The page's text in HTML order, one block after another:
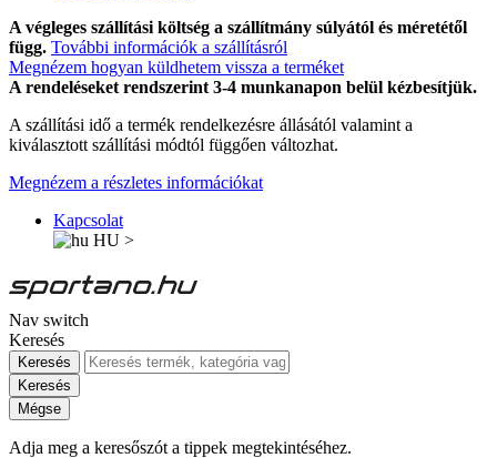
A végleges szállítási költség a szállítmány súlyától és méretétől
függ. További információk a szállításról
Megnézem hogyan küldhetem vissza a terméket
A rendeléseket rendszerint 3-4 munkanapon belül kézbesítjük.
A szállítási idő a termék rendelkezésre állásától valamint a
kiválasztott szállítási módtól függően változhat.
Megnézem a részletes információkat
Kapcsolat
HU >
Nav switch
Keresés
Keresés
Keresés
Mégse
Adja meg a keresőszót a tippek megtekintéséhez.